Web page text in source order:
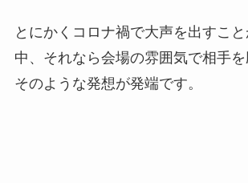
とにかくコロナ禍で大声を出すこ
中、それなら会場の雰囲気で相手を
そのような発想が発端です。